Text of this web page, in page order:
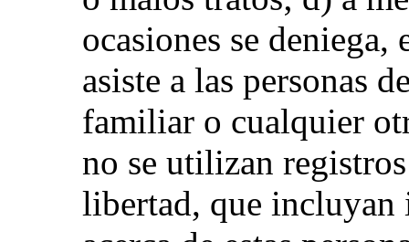
ocasiones se
asiste a las personas
familiar o cualquier
no se utilizan
libertad, que